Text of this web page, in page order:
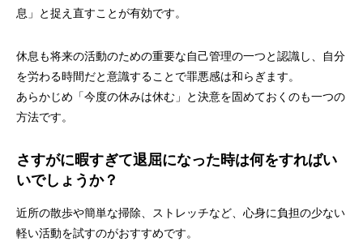
息」と捉え直すことが有効です。
休息も将来の活動のための重要な自己管理の一つと認識し、自分
を労わる時間だと意識することで罪悪感は和らぎます。
あらかじめ「今度の休みは休む」と決意を固めておくのも一つの
方法です。
さすがに暇すぎて退屈になった時は何をすればい
いでしょうか？
近所の散歩や簡単な掃除、ストレッチなど、心身に負担の少ない
軽い活動を試すのがおすすめです。